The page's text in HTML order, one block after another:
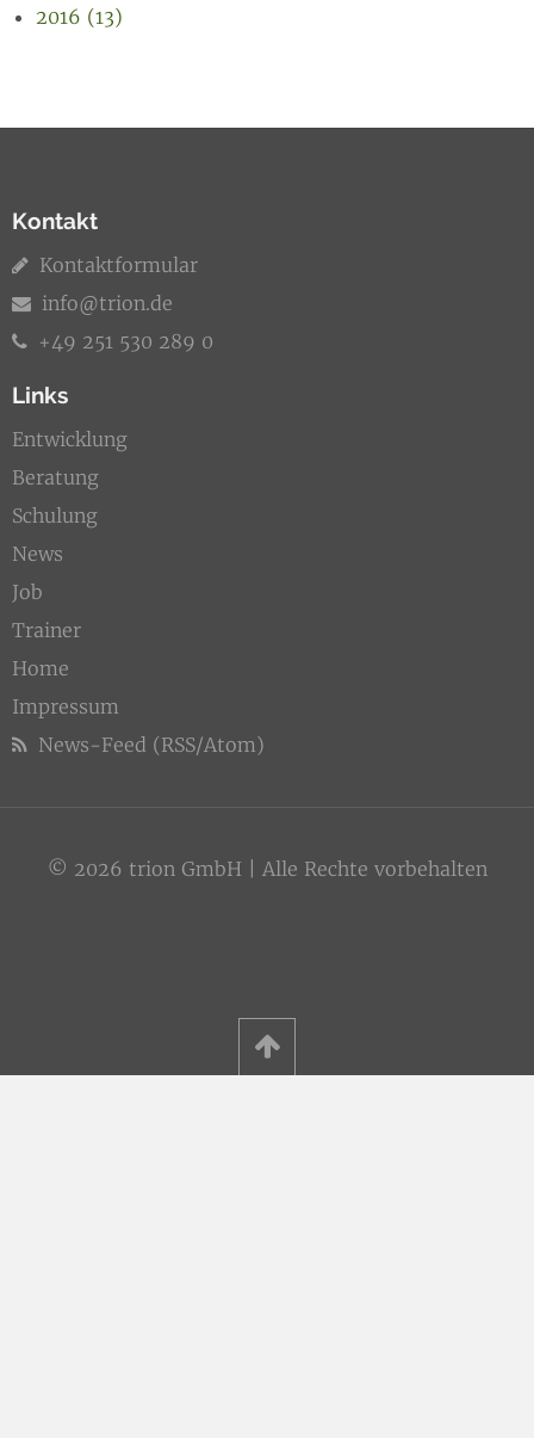
2016 (13)
Kontakt
Kontaktformular
info@trion.de
+49 251 530 289 0
Links
Entwicklung
Beratung
Schulung
News
Job
Trainer
Home
Impressum
News-Feed (RSS/Atom)
© 2026 trion GmbH | Alle Rechte vorbehalten